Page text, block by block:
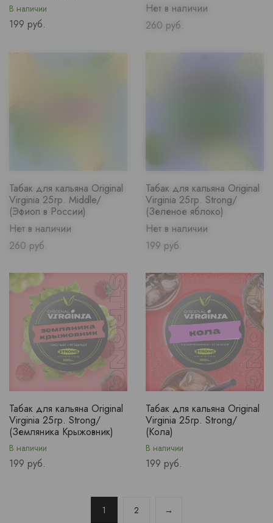
В наличии
Price
199 руб.
Нет в наличии
Price
260 руб.
Табак для кальяна Original
Virginia 25гр. Middle/
(Эфиоп в России)
Нет в наличии
Price
260 руб.
Табак для кальяна Original
Virginia 25гр. Strong/
(Зеленое яблоко)
Нет в наличии
Price
199 руб.
Табак для кальяна Original
Virginia 25гр. Strong/
(Земляника Крыжовник)
В наличии
Price
199 руб.
Табак для кальяна Original
Virginia 25гр. Strong/
(Кола)
В наличии
Price
199 руб.
1 2 →